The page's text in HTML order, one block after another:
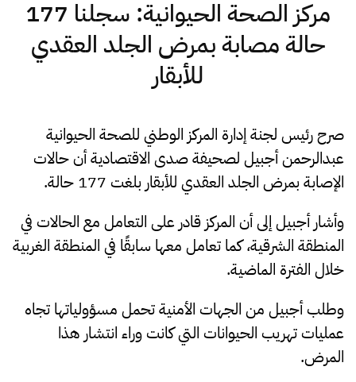
مركز الصحة الحيوانية: سجلنا 177
حالة مصابة بمرض الجلد العقدي
للأبقار
صرح رئيس لجنة إدارة المركز الوطني للصحة الحيوانية
عبدالرحمن أجبيل لصحيفة صدى الاقتصادية أن حالات
الإصابة بمرض الجلد العقدي للأبقار بلغت 177 حالة.
وأشار أجبيل إلى أن المركز قادر على التعامل مع الحالات في
المنطقة الشرقية، كما تعامل معها سابقًا في المنطقة الغربية
خلال الفترة الماضية.
وطلب أجبيل من الجهات الأمنية تحمل مسؤولياتها تجاه
عمليات تهريب الحيوانات التي كانت وراء انتشار هذا
المرض.